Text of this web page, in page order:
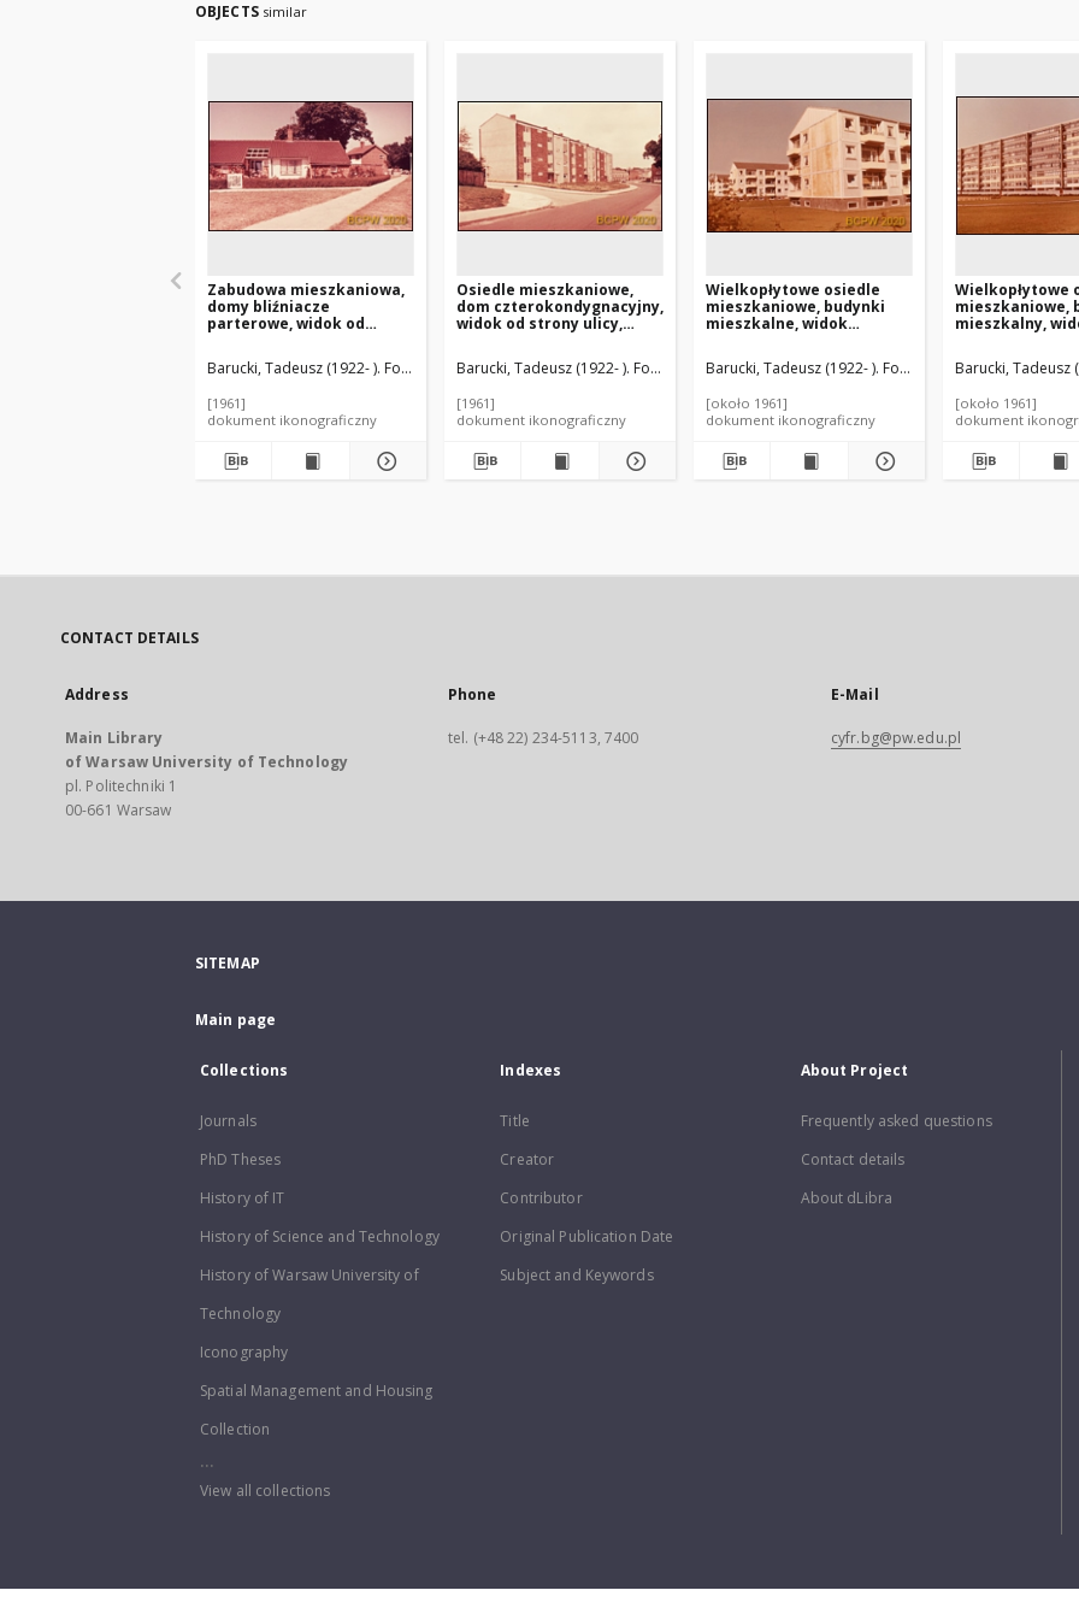
OBJECTS similar
Zabudowa mieszkaniowa,
domy bliźniacze
parterowe, widok od
Crawley, Anglia, Wielka
Brytania
Barucki, Tadeusz (1922- ). Fotograf
[1961]
dokument ikonograficzny
Osiedle mieszkaniowe,
dom czterokondygnacyjny,
widok od strony ulicy,
Brytania
Barucki, Tadeusz (1922- ). Fotograf
[1961]
dokument ikonograficzny
Wielkopłytowe osiedle
mieszkaniowe, budynki
mieszkalne, widok
Barucki, Tadeusz (1922- ). Fotograf
[około 1961]
dokument ikonograficzny
Wielkopłytowe
mieszkaniowe,
mieszkalny,
Barucki, Tadeusz
[około 1961]
dokument
CONTACT DETAILS
Address
Main Library
of Warsaw University of Technology
pl. Politechniki 1
00-661 Warsaw
Phone
tel. (+48 22) 234-5113, 7400
E-Mail
cyfr.bg@pw.edu.pl
SITEMAP
Main page
Collections
Journals
PhD Theses
History of IT
History of Science and Technology
History of Warsaw University of
Technology
Iconography
Spatial Management and Housing
Collection
...
View all collections
Indexes
Title
Creator
Contributor
Original Publication Date
Subject and Keywords
About Project
Frequently asked questions
Contact details
About dLibra